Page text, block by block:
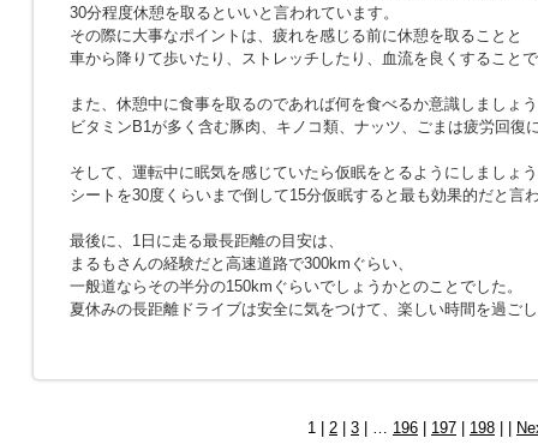
30分程度休憩を取るといいと言われています。
その際に大事なポイントは、疲れを感じる前に休憩を取ることと
車から降りて歩いたり、ストレッチしたり、血流を良くすること
また、休憩中に食事を取るのであれば何を食べるか意識しましょ
ビタミンB1が多く含む豚肉、キノコ類、ナッツ、ごまは疲労回復
そして、運転中に眠気を感じていたら仮眠をとるようにしましょ
シートを30度くらいまで倒して15分仮眠すると最も効果的だと言
最後に、1日に走る最長距離の目安は、
まるもさんの経験だと高速道路で300kmぐらい、
一般道ならその半分の150kmぐらいでしょうかとのことでした。
夏休みの長距離ドライブは安全に気をつけて、楽しい時間を過ご
1 | 2 3 | … 196 197 198